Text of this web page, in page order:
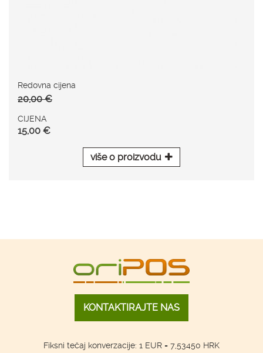
Redovna cijena
20,00 €
CIJENA
15,00 €
više o proizvodu
KONTAKTIRAJTE NAS
Fiksni tečaj konverzacije: 1 EUR = 7,53450 HRK